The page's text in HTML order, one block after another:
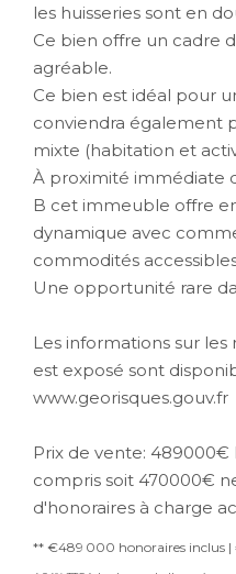
les huisseries sont en
Ce bien offre un cadre
agréable.
Ce bien est idéal pour
conviendra également
mixte (habitation et
À proximité immédiate
B cet immeuble offre
dynamique avec
commodités
Une opportunité rare
Les informations sur
est exposé sont
www.georisques.gouv.fr
Prix de vente: 489000€
compris soit 470000€
d'honoraires à charge
** €489 000 honoraires inclus |